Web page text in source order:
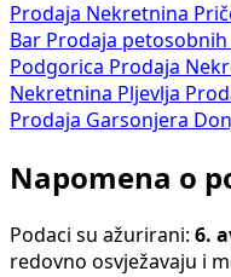
Prodaja Nekretnina
Bar Prodaja petosobnih
Podgorica Prodaja
Nekretnina Pljevlja
Prodaja Garsonjera
Napomena o
Podaci su ažurirani: 6.
redovno osvježavaju i